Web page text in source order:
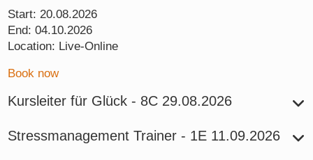
Start:20.08.2026
End:04.10.2026
Location: Live-Online
Book now
Kursleiter für Glück - 8C 29.08.2026
Stressmanagement Trainer - 1E 11.09.2026